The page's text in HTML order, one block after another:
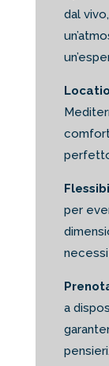
dal
per
a
pensieri.